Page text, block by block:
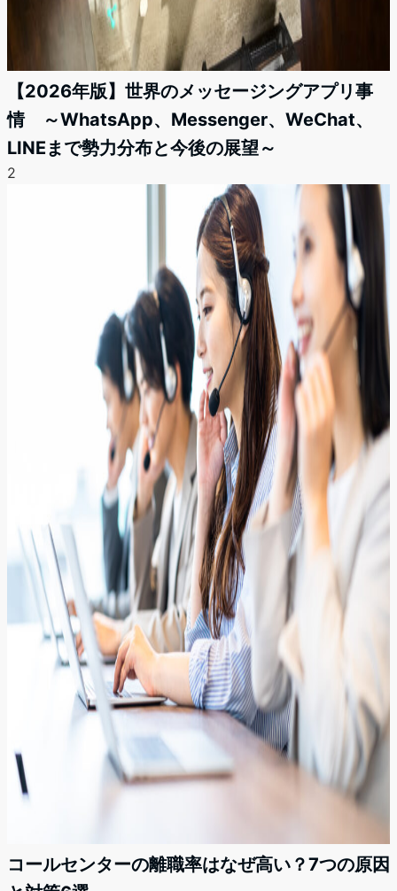
【2026年版】世界のメッセージングアプリ事
情 ～WhatsApp、Messenger、WeChat、
LINEまで勢力分布と今後の展望～
2
コールセンターの離職率はなぜ高い？7つの原因